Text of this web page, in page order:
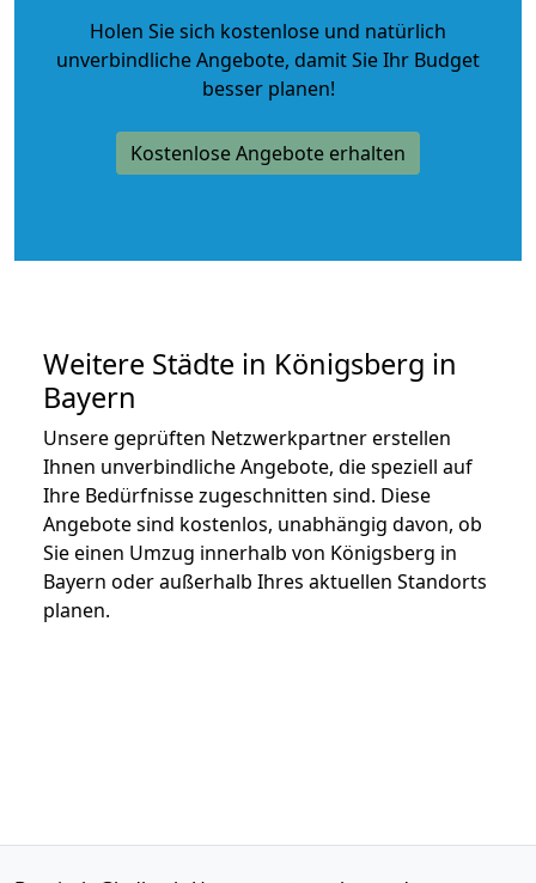
Holen Sie sich kostenlose und natürlich
unverbindliche Angebote, damit Sie Ihr Budget
besser planen!
Kostenlose Angebote erhalten
Weitere Städte in Königsberg in
Bayern
Unsere geprüften Netzwerkpartner erstellen
Ihnen unverbindliche Angebote, die speziell auf
Ihre Bedürfnisse zugeschnitten sind. Diese
Angebote sind kostenlos, unabhängig davon, ob
Sie einen Umzug innerhalb von Königsberg in
Bayern oder außerhalb Ihres aktuellen Standorts
planen.